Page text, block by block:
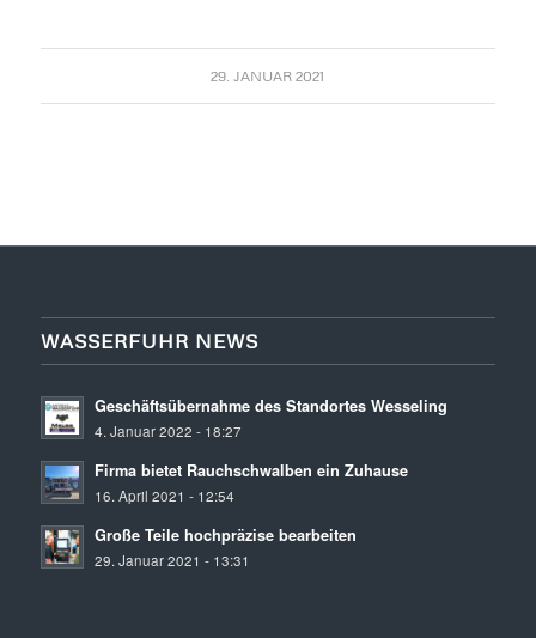
29. JANUAR 2021
WASSERFUHR NEWS
Geschäftsübernahme des Standortes Wesseling
4. Januar 2022 - 18:27
Firma bietet Rauchschwalben ein Zuhause
16. April 2021 - 12:54
Große Teile hochpräzise bearbeiten
29. Januar 2021 - 13:31